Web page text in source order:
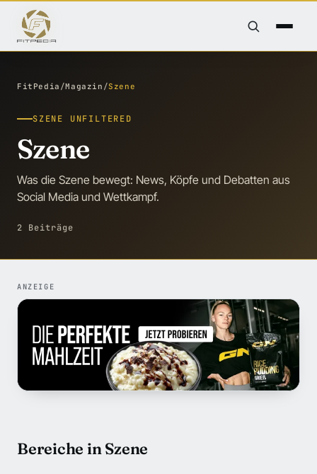
FitPedia /Magazin /Szene
SZENE UNFILTERED
Szene
Was die Szene bewegt: News, Köpfe und Debatten aus
Social Media und Wettkampf.
2 Beiträge
ANZEIGE
Bereiche in Szene